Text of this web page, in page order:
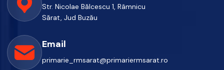
Str. Nicolae Bălcescu 1, Râmnicu
Sărat, Jud Buzău
Email
primarie_rmsarat@primariermsarat.ro